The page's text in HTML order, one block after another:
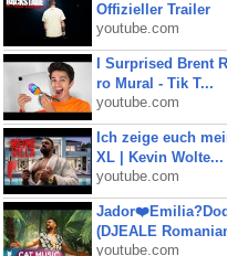
Offizieller Trailer
youtube.com
I Surprised Brent
ro Mural - Tik T...
youtube.com
Ich zeige euch
XL | Kevin Wolte...
youtube.com
(DJEALE
youtube.com